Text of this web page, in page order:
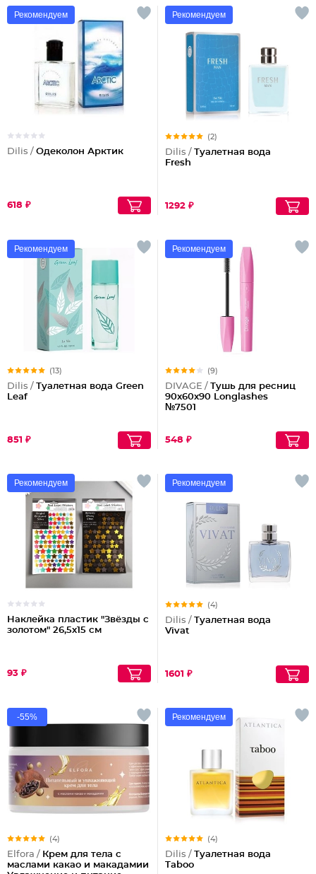
Рекомендуем
Dilis / Одеколон Арктик
618 ₽
Рекомендуем
(2)
Dilis / Туалетная вода
Fresh
1292 ₽
Рекомендуем
(13)
Dilis / Туалетная вода Green
Leaf
851 ₽
Рекомендуем
(9)
DIVAGE / Тушь для ресниц
90x60x90 Longlashes
№7501
548 ₽
Рекомендуем
Наклейка пластик "Звёзды с
золотом" 26,5х15 см
93 ₽
Рекомендуем
(4)
Dilis / Туалетная вода
Vivat
1601 ₽
-55%
(4)
Elfora / Крем для тела с
маслами какао и макадамии
Рекомендуем
(4)
Dilis / Туалетная вода
Taboo